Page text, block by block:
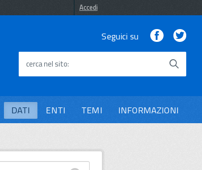
Accedi
Seguici su Facebook
cerca nel sito
DATI ENTI TEMI INFORMAZIONI